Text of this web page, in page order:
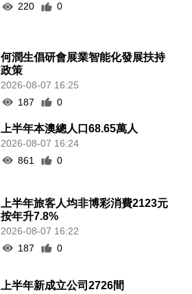
220
0
何潤生倡研會展業智能化發展扶持
政策
2026-08-07 16:25
187
0
上半年本澳總人口68.65萬人
2026-08-07 16:24
861
0
上半年旅客人均非博彩消費2123元
按年升7.8%
2026-08-07 16:22
187
0
上半年新成立公司2726間